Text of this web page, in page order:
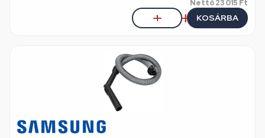
Nettó23 015 Ft
KOSÁRBA